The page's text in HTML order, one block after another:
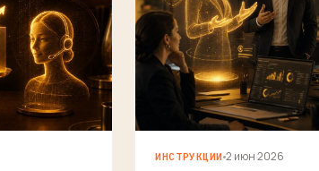
ИНСТРУКЦИИ 2 июн 2026